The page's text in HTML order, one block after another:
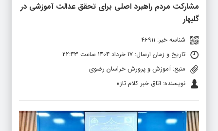
مشارکت مردم راهبرد اصلی برای تحقق عدالت آموزشی در
گلبهار
شناسه خبر: 46911
تاریخ و زمان ارسال: 17 خرداد 1404 ساعت 22:43
منبع: آموزش و پرورش خراسان رضوی
نویسنده: اتاق خبر کلام تازه